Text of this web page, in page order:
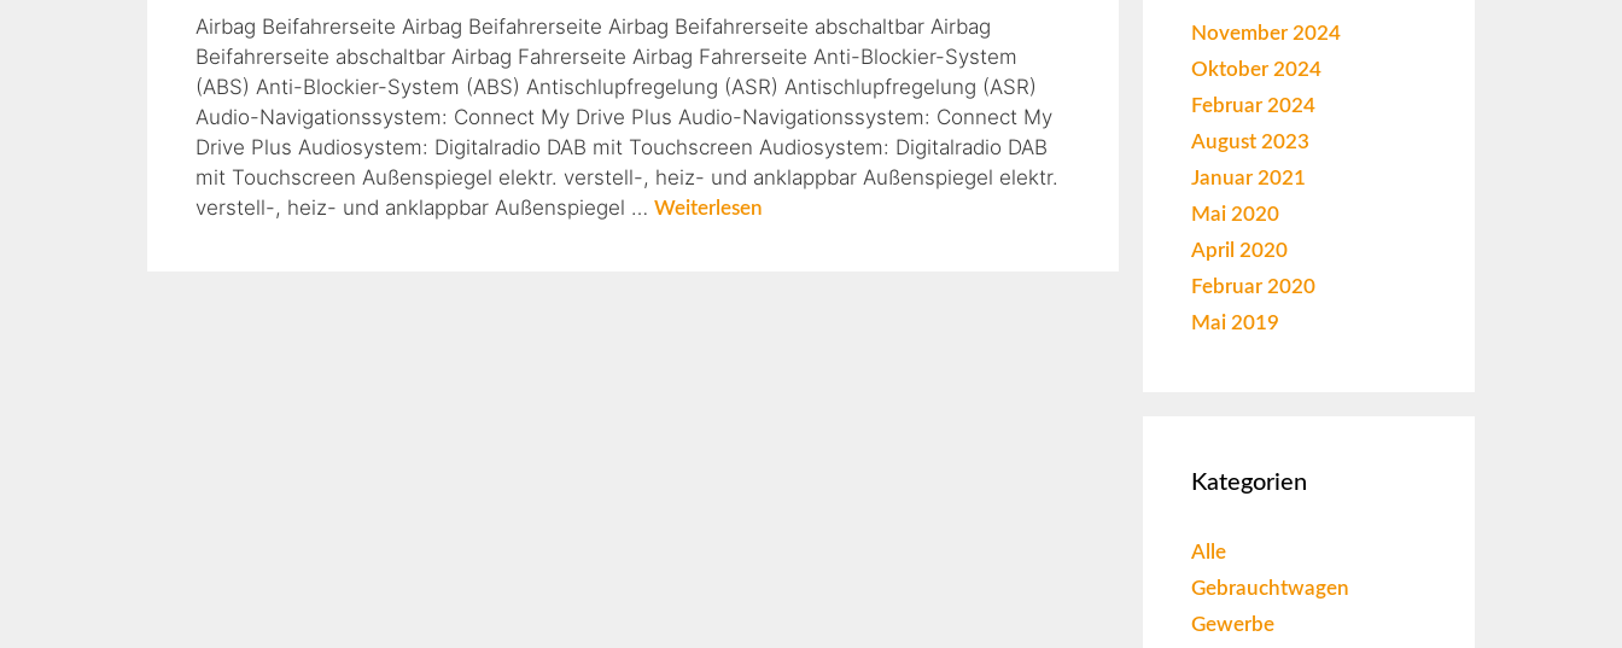
Airbag Beifahrerseite Airbag Beifahrerseite Airbag Beifahrerseite abschaltbar Airbag
Beifahrerseite abschaltbar Airbag Fahrerseite Airbag Fahrerseite Anti-Blockier-System
(ABS) Anti-Blockier-System (ABS) Antischlupfregelung (ASR) Antischlupfregelung (ASR)
Audio-Navigationssystem: Connect My Drive Plus Audio-Navigationssystem: Connect My
Drive Plus Audiosystem: Digitalradio DAB mit Touchscreen Audiosystem: Digitalradio DAB
mit Touchscreen Außenspiegel elektr. verstell-, heiz- und anklappbar Außenspiegel elektr.
verstell-, heiz- und anklappbar Außenspiegel … Weiterlesen
November 2024
Oktober 2024
Februar 2024
August 2023
Januar 2021
Mai 2020
April 2020
Februar 2020
Mai 2019
Kategorien
Alle
Gebrauchtwagen
Gewerbe